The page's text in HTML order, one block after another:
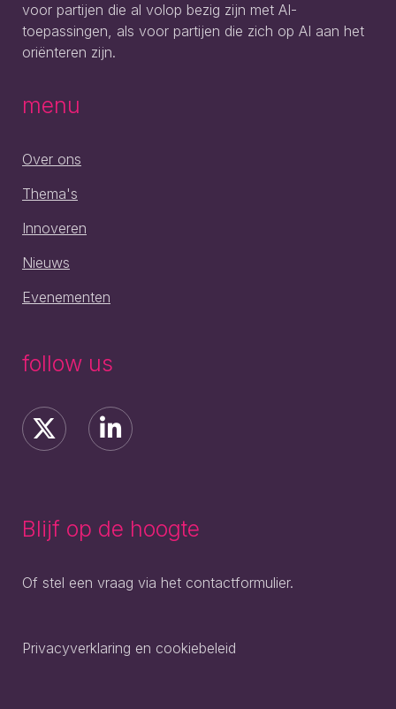
voor partijen die al volop bezig zijn met AI-
toepassingen, als voor partijen die zich op AI aan het
oriënteren zijn.
menu
Over ons
Thema's
Innoveren
Nieuws
Evenementen
follow us
Blijf op de hoogte
Of stel een vraag via het contactformulier.
Privacyverklaring en cookiebeleid